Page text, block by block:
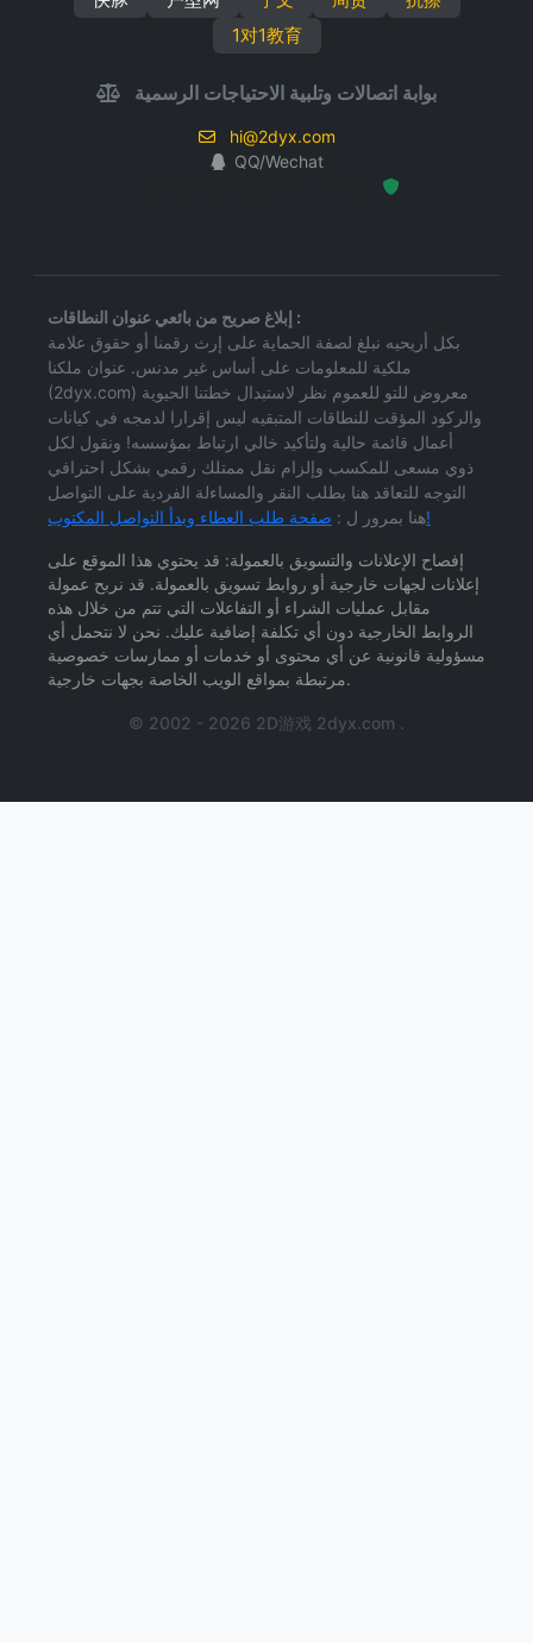
1对1教育
بوابة اتصالات وتلبية الاحتياجات الرسمية
hi@2dyx.com
QQ/Wechat
إبلاغ صريح من بائعي عنوان النطاقات :
بكل أريحيه نبلغ لصفة الحماية على إرث رقمنا أو حقوق علامة
ملكية للمعلومات على أساس غير مدنس. عنوان ملكنا
(2dyx.com) معروض للتو للعموم نظر لاستبدال خطتنا الحيوية
والركود المؤقت للنطاقات المتبقيه ليس إقرارا لدمجه في كيانات
أعمال قائمة حالية ولتأكيد خالي ارتباط بمؤسسه! ونقول لكل
ذوي مسعى للمكسب وإلزام نقل ممتلك رقمي بشكل احترافي
التوجه للتعاقد هنا بطلب النقر والمساءلة الفردية على التواصل
هنا بمرور ل :صفحة طلب العطاء وبدأ التواصل المكتوب!
إفصاح الإعلانات والتسويق بالعمولة: قد يحتوي هذا الموقع على
إعلانات لجهات خارجية أو روابط تسويق بالعمولة. قد نربح عمولة
مقابل عمليات الشراء أو التفاعلات التي تتم من خلال هذه
الروابط الخارجية دون أي تكلفة إضافية عليك. نحن لا نتحمل أي
مسؤولية قانونية عن أي محتوى أو خدمات أو ممارسات خصوصية
مرتبطة بمواقع الويب الخاصة بجهات خارجية.
© 2002 - 2026 2D游戏 2dyx.com .